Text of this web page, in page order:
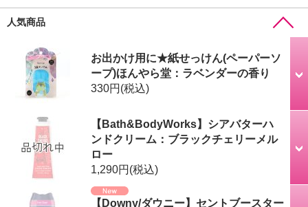
人気商品
お出かけ用に★紙せっけん(ペーパーソ
ープ)ほんやら堂：ラベンダーの香り
330円 (税込)
【Bath&BodyWorks】シアバターハ
ンドクリーム：ブラックチェリーメル
ロー
1,290円 (税込)
【Downy/ダウニー】セントブースター